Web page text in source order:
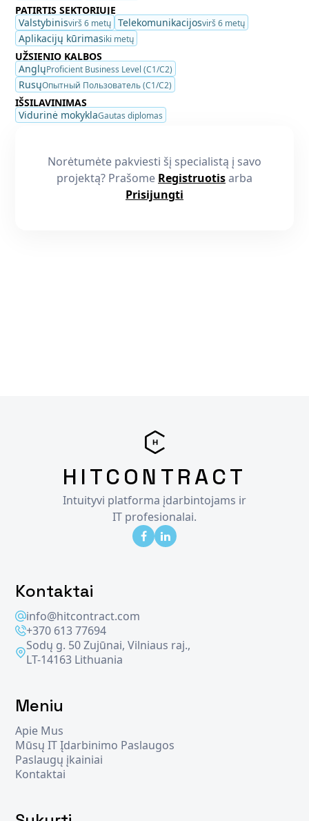
PATIRTIS SEKTORIUJE
Valstybinisvirš 6 metų Telekomunikacijosvirš 6 metų
Aplikacijų kūrimasiki metų
UŽSIENIO KALBOS
AnglųProficient Business Level (C1/C2)
RusųОпытный Пользователь (C1/C2)
IŠSILAVINIMAS
Vidurinė mokyklaGautas diplomas
Norėtumėte pakviesti šį specialistą į savo
projektą? Prašome Registruotisarba
Prisijungti
HITCONTRACT
Intuityvi platforma įdarbintojams ir
IT profesionalai.
Kontaktai
info@hitcontract.com
+370 613 77694
Sodų g. 50 Zujūnai, Vilniaus raj.,
LT-14163 Lithuania
Meniu
Apie Mus
Mūsų IT Įdarbinimo Paslaugos
Paslaugų įkainiai
Kontaktai